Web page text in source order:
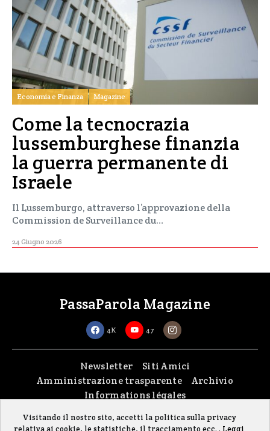
Economia e Finanza Magazine
Come la tecnocrazia
lussemburghese finanzia
la guerra permanente di
Israele
Il Lussemburgo, attraverso l’approvazione della
Commission de Surveillance du…
24 Giugno 2026
PassaParola Magazine
4K 47
Newsletter
Siti Amici
Amministrazione trasparente
Archivio
Informations légales
Copyright © 2026passaparola asbl| Made with passion byfontana.lu
Visitando il nostro sito, accetti la politica sulla privacy
relativa ai cookie, le statistiche, il tracciamento ecc. . Leggi